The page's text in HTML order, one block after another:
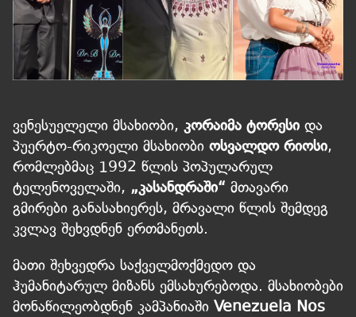
ვენესუელელი მსახიობი, კორაიმა ტორესი და
პუერტო-რიკოელი მსახიობი ოსვალდო რიოსი,
რომლებმაც 1992 წლის პოპულარულ
ტელენოველაში, „კასანდრაში“ მთავარი
გმირები განასახიერეს, მრავალი წლის შემდეგ
კვლავ შეხვდნენ ერთმანეთს.
მათი შეხვედრა საქველმოქმედო და
ჰუმანიტარულ მიზანს ემსახურებოდა. მსახიობები
მონაწილეობდნენ კამპანიაში Venezuela Nos